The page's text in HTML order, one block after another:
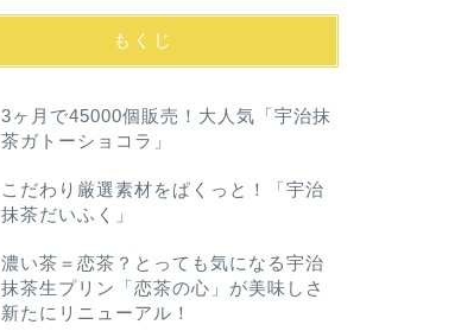
もくじ
3ヶ月で45000個販売！大人気「宇治抹
茶ガトーショコラ」
こだわり厳選素材をぱくっと！「宇治
抹茶だいふく」
濃い茶＝恋茶？とっても気になる宇治
抹茶生プリン「恋茶の心」が美味しさ
新たにリニューアル！